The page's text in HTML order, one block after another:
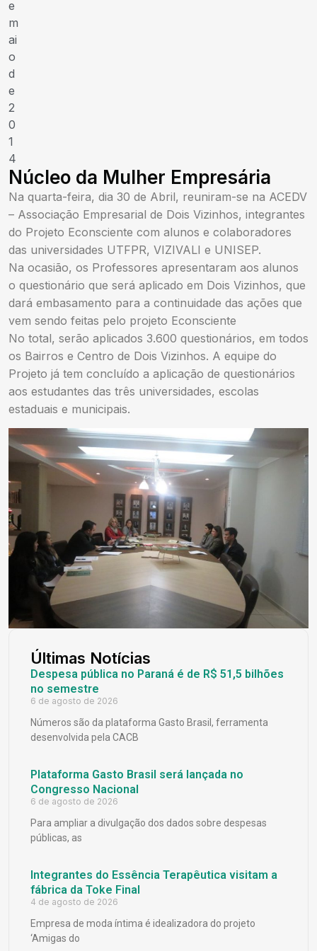
e
m
ai
o
d
e
2
0
1
4
Núcleo da Mulher Empresária
Na quarta-feira, dia 30 de Abril, reuniram-se na ACEDV
– Associação Empresarial de Dois Vizinhos, integrantes
do Projeto Econsciente com alunos e colaboradores
das universidades UTFPR, VIZIVALI e UNISEP.
Na ocasião, os Professores apresentaram aos alunos
o questionário que será aplicado em Dois Vizinhos, que
dará embasamento para a continuidade das ações que
vem sendo feitas pelo projeto Econsciente
No total, serão aplicados 3.600 questionários, em todos
os Bairros e Centro de Dois Vizinhos. A equipe do
Projeto já tem concluído a aplicação de questionários
aos estudantes das três universidades, escolas
estaduais e municipais.
Últimas Notícias
Despesa pública no Paraná é de R$ 51,5 bilhões
no semestre
6 de agosto de 2026
Números são da plataforma Gasto Brasil, ferramenta
desenvolvida pela CACB
Plataforma Gasto Brasil será lançada no
Congresso Nacional
6 de agosto de 2026
Para ampliar a divulgação dos dados sobre despesas
públicas, as
Integrantes do Essência Terapêutica visitam a
fábrica da Toke Final
4 de agosto de 2026
Empresa de moda íntima é idealizadora do projeto
‘Amigas do